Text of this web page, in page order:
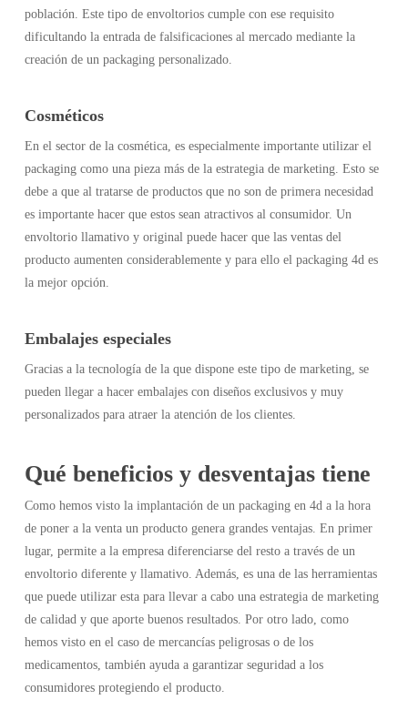
población. Este tipo de envoltorios cumple con ese requisito
dificultando la entrada de falsificaciones al mercado mediante la
creación de un packaging personalizado.
Cosméticos
En el sector de la cosmética, es especialmente importante utilizar el
packaging como una pieza más de la estrategia de marketing. Esto se
debe a que al tratarse de productos que no son de primera necesidad
es importante hacer que estos sean atractivos al consumidor. Un
envoltorio llamativo y original puede hacer que las ventas del
producto aumenten considerablemente y para ello el packaging 4d es
la mejor opción.
Embalajes especiales
Gracias a la tecnología de la que dispone este tipo de marketing, se
pueden llegar a hacer embalajes con diseños exclusivos y muy
personalizados para atraer la atención de los clientes.
Qué beneficios y desventajas tiene
Como hemos visto la implantación de un packaging en 4d a la hora
de poner a la venta un producto genera grandes ventajas. En primer
lugar, permite a la empresa diferenciarse del resto a través de un
envoltorio diferente y llamativo. Además, es una de las herramientas
que puede utilizar esta para llevar a cabo una estrategia de marketing
de calidad y que aporte buenos resultados. Por otro lado, como
hemos visto en el caso de mercancías peligrosas o de los
medicamentos, también ayuda a garantizar seguridad a los
consumidores protegiendo el producto.